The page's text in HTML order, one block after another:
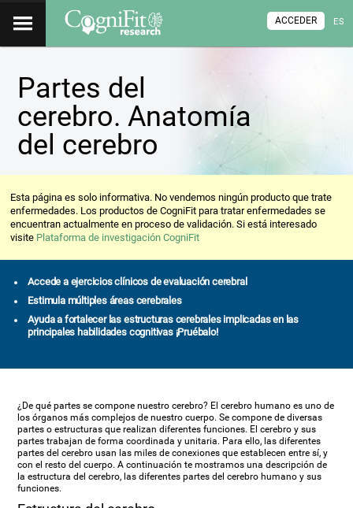
ES
ACCEDER
Partes del
cerebro. Anatomía
del cerebro
Esta página es solo informativa. No vendemos ningún producto que trate
enfermedades. Los productos de CogniFit para tratar enfermedades se
encuentran actualmente en proceso de validación. Si está interesado
visite Plataforma de investigación CogniFit
Accede a ejercicios clínicos de evaluación cerebral
Estimula múltiples áreas cerebrales
Ayuda a fortalecer las estructuras cerebrales implicadas en las
principales habilidades cognitivas ¡Pruébalo!
¿De qué partes se compone nuestro cerebro? El cerebro humano es uno de
los órganos más complejos de nuestro cuerpo. Se compone de diversas
partes o estructuras que realizan diferentes funciones. El cerebro y sus
partes trabajan de forma coordinada y unitaria. Para ello, las diferentes
partes del cerebro usan las miles de conexiones que establecen entre sí, y
con el resto del cuerpo. A continuación te mostramos una descripción de
la estructura del cerebro, las diferentes partes del cerebro humano y sus
funciones.